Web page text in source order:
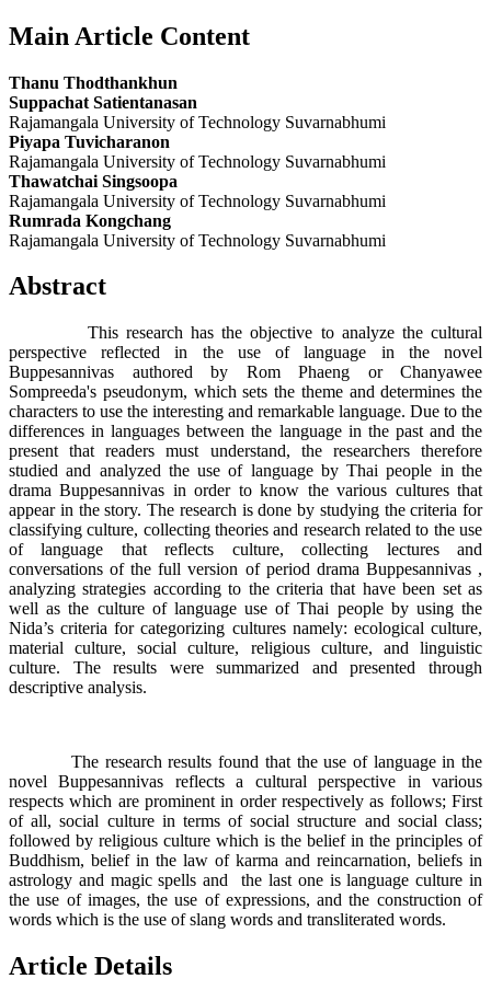
Main Article Content
Thanu Thodthankhun
Suppachat Satientanasan
Rajamangala University of Technology Suvarnabhumi
Piyapa Tuvicharanon
Rajamangala University of Technology Suvarnabhumi
Thawatchai Singsoopa
Rajamangala University of Technology Suvarnabhumi
Rumrada Kongchang
Rajamangala University of Technology Suvarnabhumi
Abstract
This research has the objective to analyze the cultural
perspective reflected in the use of language in the novel
Buppesannivas authored by Rom Phaeng or Chanyawee
Sompreeda's pseudonym, which sets the theme and determines the
characters to use the interesting and remarkable language. Due to the
differences in languages between the language in the past and the
present that readers must understand, the researchers therefore
studied and analyzed the use of language by Thai people in the
drama Buppesannivas in order to know the various cultures that
appear in the story. The research is done by studying the criteria for
classifying culture, collecting theories and research related to the use
of language that reflects culture, collecting lectures and
conversations of the full version of period drama Buppesannivas ,
analyzing strategies according to the criteria that have been set as
well as the culture of language use of Thai people by using the
Nida’s criteria for categorizing cultures namely: ecological culture,
material culture, social culture, religious culture, and linguistic
culture. The results were summarized and presented through
descriptive analysis.
The research results found that the use of language in the
novel Buppesannivas reflects a cultural perspective in various
respects which are prominent in order respectively as follows; First
of all, social culture in terms of social structure and social class;
followed by religious culture which is the belief in the principles of
Buddhism, belief in the law of karma and reincarnation, beliefs in
astrology and magic spells and the last one is language culture in
the use of images, the use of expressions, and the construction of
words which is the use of slang words and transliterated words.
Article Details